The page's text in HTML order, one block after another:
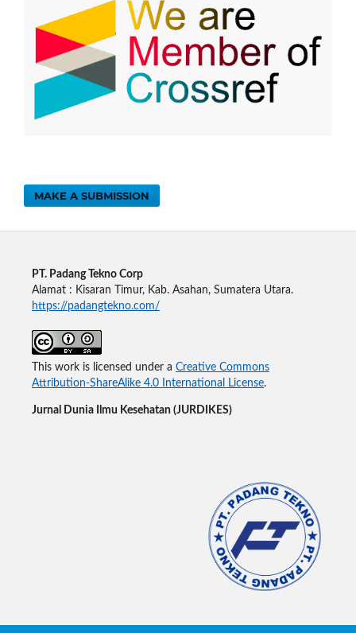
MAKE A SUBMISSION
PT. Padang Tekno Corp
Alamat : Kisaran Timur, Kab. Asahan, Sumatera Utara.
https://padangtekno.com/
This work is licensed under a Creative Commons
Attribution-ShareAlike 4.0 International License.
Jurnal Dunia Ilmu Kesehatan (JURDIKES)